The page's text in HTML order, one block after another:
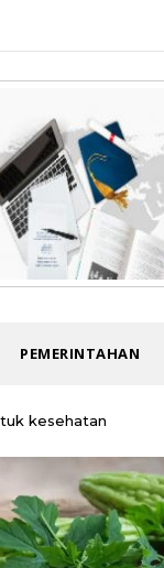
PEMERINTAHAN
kesehatan